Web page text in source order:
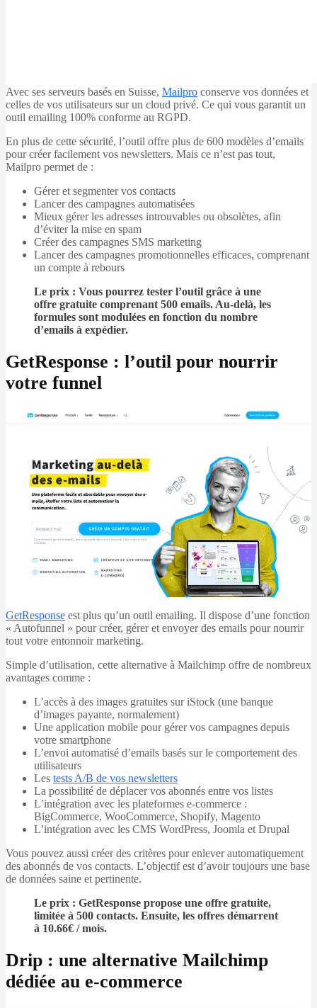
Avec ses serveurs basés en Suisse, Mailpro conserve vos données et
celles de vos utilisateurs sur un cloud privé. Ce qui vous garantit un
outil emailing 100% conforme au RGPD.
En plus de cette sécurité, l’outil offre plus de 600 modèles d’emails
pour créer facilement vos newsletters. Mais ce n’est pas tout,
Mailpro permet de :
Gérer et segmenter vos contacts
Lancer des campagnes automatisées
Mieux gérer les adresses introuvables ou obsolètes, afin
d’éviter la mise en spam
Créer des campagnes SMS marketing
Lancer des campagnes promotionnelles efficaces, comprenant
un compte à rebours
Le prix : Vous pourrez tester l’outil grâce à une
offre gratuite comprenant 500 emails. Au-delà, les
formules sont modulées en fonction du nombre
d’emails à expédier.
GetResponse : l’outil pour nourrir
votre funnel
GetResponse est plus qu’un outil emailing. Il dispose d’une fonction
« Autofunnel » pour créer, gérer et envoyer des emails pour nourrir
tout votre entonnoir marketing.
Simple d’utilisation, cette alternative à Mailchimp offre de nombreux
avantages comme :
L’accès à des images gratuites sur iStock (une banque
d’images payante, normalement)
Une application mobile pour gérer vos campagnes depuis
votre smartphone
L’envoi automatisé d’emails basés sur le comportement des
utilisateurs
Les tests A/B de vos newsletters
La possibilité de déplacer vos abonnés entre vos listes
L’intégration avec les plateformes e-commerce :
BigCommerce, WooCommerce, Shopify, Magento
L’intégration avec les CMS WordPress, Joomla et Drupal
Vous pouvez aussi créer des critères pour enlever automatiquement
des abonnés de vos contacts. L’objectif est d’avoir toujours une base
de données saine et pertinente.
Le prix : GetResponse propose une offre gratuite,
limitée à 500 contacts. Ensuite, les offres démarrent
à 10.66€ / mois.
Drip : une alternative Mailchimp
dédiée au e-commerce